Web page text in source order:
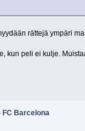
rättejä ympäri
kun peli ei kulje.
FC Barcelona